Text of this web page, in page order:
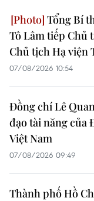
Tổng Bí
Tô Lâm tiếp Chủ
Chủ tịch Hạ viện
07/08/2026 10:54
Đồng chí Lê
đạo tài năng của
Việt Nam
07/08/2026 09:49
Thành phố Hồ